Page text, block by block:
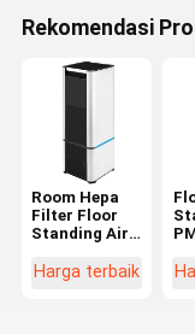
Rekomendasi
Room Hepa
Filter Floor
Standing Air
Active Real
Harga terbaik